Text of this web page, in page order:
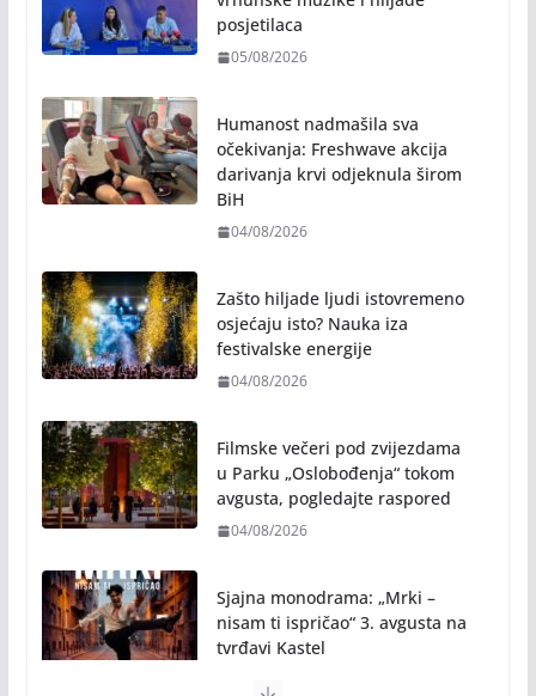
05/08/2026
očekivanja: Freshwave akcija
darivanja krvi odjeknula širom
BiH
04/08/2026
osjećaju isto? Nauka iza
festivalske energije
04/08/2026
u Parku „Oslobođenja“ tokom
avgusta, pogledajte raspored
04/08/2026
nisam ti ispričao“ 3. avgusta na
tvrđavi Kastel
31/07/2026